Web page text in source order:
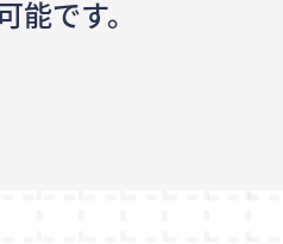
能です。